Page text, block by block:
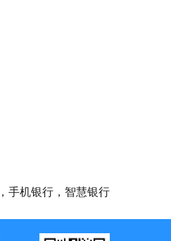
手机银行，智慧银行